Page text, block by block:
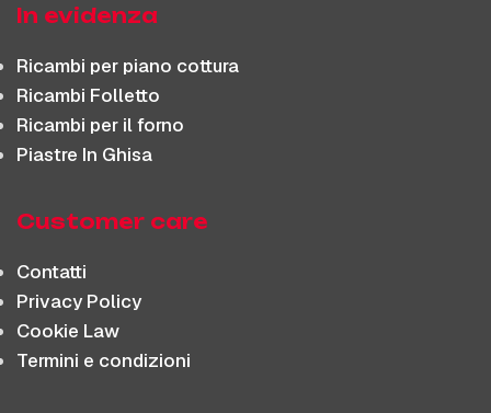
In evidenza
Ricambi per piano cottura
Ricambi Folletto
Ricambi per il forno
Piastre In Ghisa
Customer care
Contatti
Privacy Policy
Cookie Law
Termini e condizioni